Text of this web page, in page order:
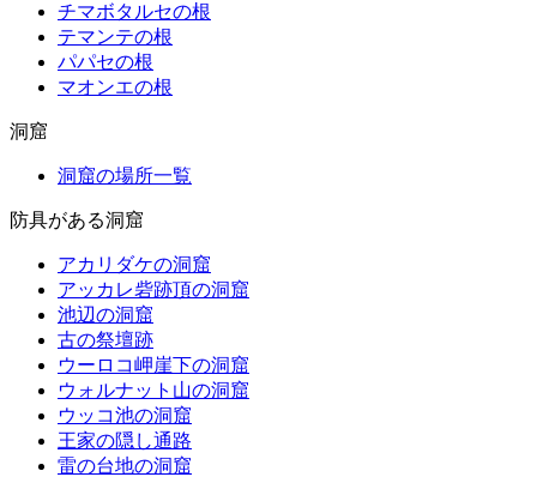
チマボタルセの根
テマンテの根
パパセの根
マオンエの根
洞窟
洞窟の場所一覧
防具がある洞窟
アカリダケの洞窟
アッカレ砦跡頂の洞窟
池辺の洞窟
古の祭壇跡
ウーロコ岬崖下の洞窟
ウォルナット山の洞窟
ウッコ池の洞窟
王家の隠し通路
雷の台地の洞窟